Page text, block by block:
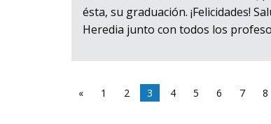
ésta, su graduación. ¡Felicidades!
Heredia junto con todos los
« 1 2 3 4 5 6 7 8